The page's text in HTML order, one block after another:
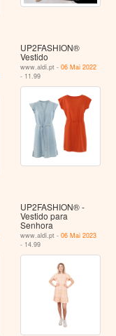
UP2FASHION®
Vestido
www.aldi.pt -06 Mai 2022
- 11.99
UP2FASHION® -
Vestido para
Senhora
www.aldi.pt -06 Mai 2023
- 14.99